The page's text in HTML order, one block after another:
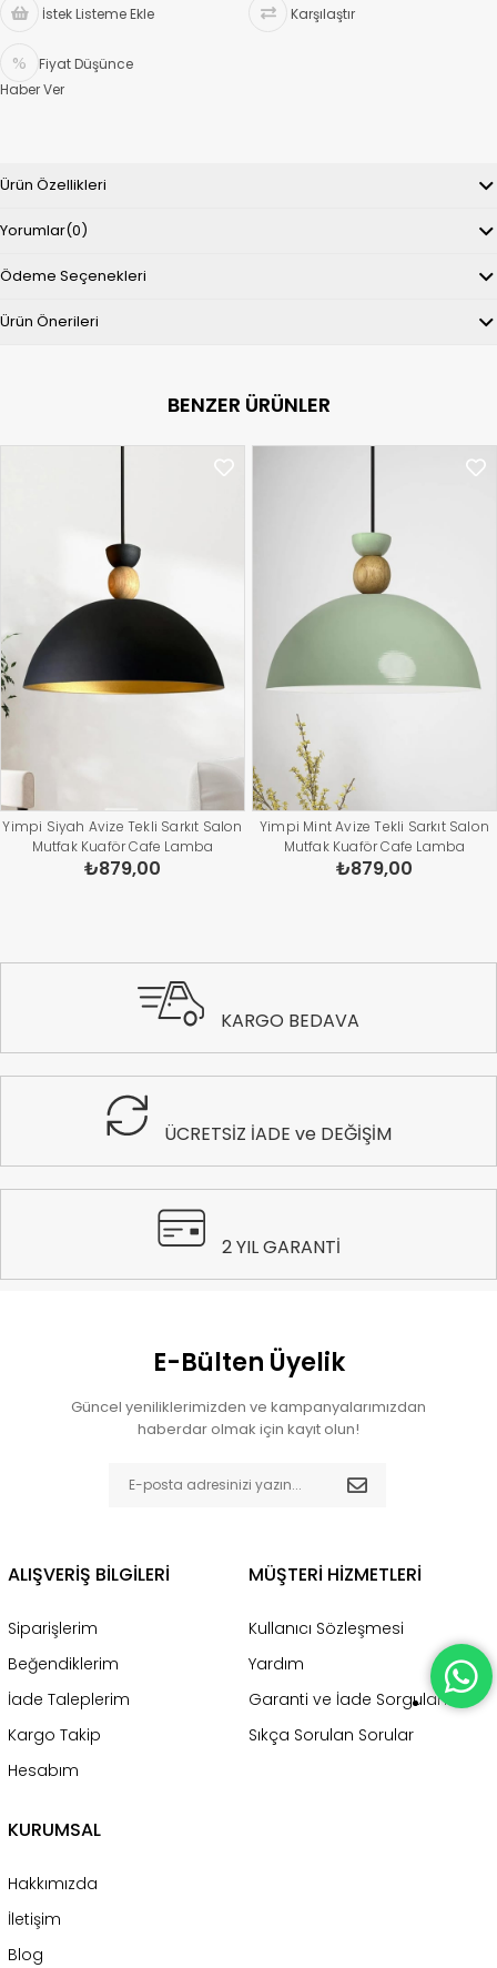
İstek Listeme Ekle Karşılaştır
Fiyat Düşünce
Haber Ver
Ürün Özellikleri
Yorumlar(0)
Ödeme Seçenekleri
Ürün Önerileri
BENZER ÜRÜNLER
Yimpi Siyah Avize Tekli Sarkıt Salon
Mutfak Kuaför Cafe Lamba
Dekoratif Aydınlatma Pastane
₺879,00
Yimpi Mint Avize Tekli Sarkıt Salon
Mutfak Kuaför Cafe Lamba
Dekoratif Aydınlatma Pastane
₺879,00
KARGO BEDAVA
ÜCRETSİZ İADE ve DEĞİŞİM
2 YIL GARANTİ
E-Bülten Üyelik
Güncel yeniliklerimizden ve kampanyalarımızdan
haberdar olmak için kayıt olun!
ALIŞVERİŞ BİLGİLERİ
Siparişlerim
Beğendiklerim
İade Taleplerim
Kargo Takip
Hesabım
MÜŞTERİ HİZMETLERİ
Kullanıcı Sözleşmesi
Yardım
Garanti ve İade Sorgulama
Sıkça Sorulan Sorular
KURUMSAL
Hakkımızda
İletişim
Blog